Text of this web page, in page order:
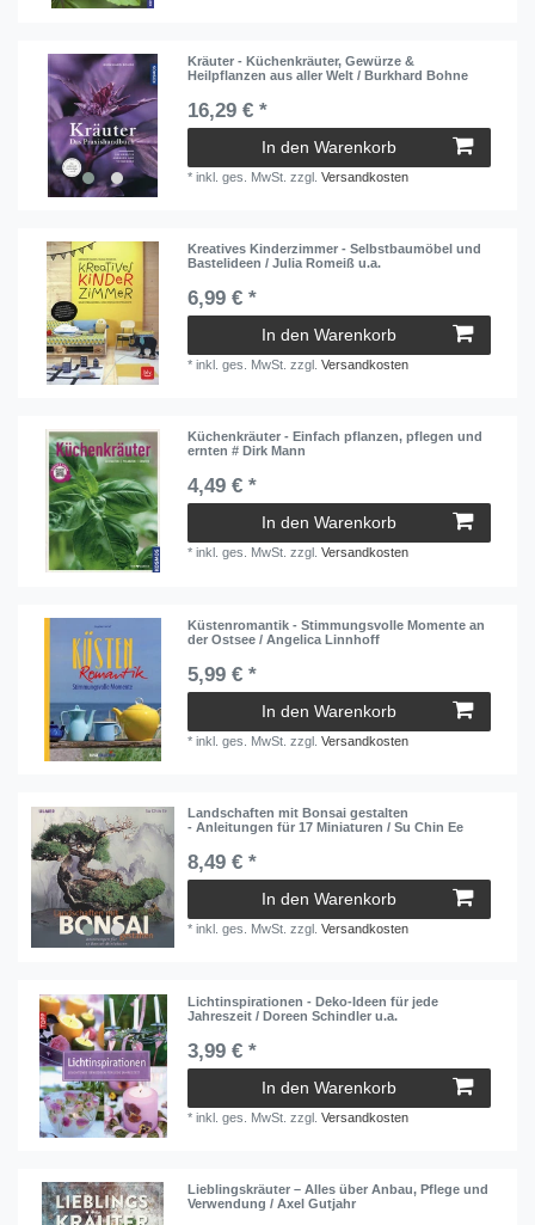
Kräuter - Küchenkräuter, Gewürze &
Heilpflanzen aus aller Welt / Burkhard Bohne
16,29 € *
In den Warenkorb
*inkl. ges. MwSt. zzgl.Versandkosten
Kreatives Kinderzimmer - Selbstbaumöbel und
Bastelideen / Julia Romeiß u.a.
6,99 € *
In den Warenkorb
*inkl. ges. MwSt. zzgl.Versandkosten
Küchenkräuter - Einfach pflanzen, pflegen und
ernten # Dirk Mann
4,49 € *
In den Warenkorb
*inkl. ges. MwSt. zzgl.Versandkosten
Küstenromantik - Stimmungsvolle Momente an
der Ostsee / Angelica Linnhoff
5,99 € *
In den Warenkorb
*inkl. ges. MwSt. zzgl.Versandkosten
Landschaften mit Bonsai gestalten
- Anleitungen für 17 Miniaturen / Su Chin Ee
8,49 € *
In den Warenkorb
*inkl. ges. MwSt. zzgl.Versandkosten
Lichtinspirationen - Deko-Ideen für jede
Jahreszeit / Doreen Schindler u.a.
3,99 € *
In den Warenkorb
*inkl. ges. MwSt. zzgl.Versandkosten
Lieblingskräuter – Alles über Anbau, Pflege und
Verwendung / Axel Gutjahr